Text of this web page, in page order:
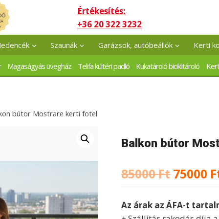
Értékesítés:
+36 20 322 3232
Szaunák Garázsok, autóbeállók Kerti
Magaságyás üvegház Telifa kültéri padló Kukatároló biciklitároló
bútor Mostrare kerti fotel
Balkon bútor
85000Ft
was:
75000
Az árak az ÁFA-t